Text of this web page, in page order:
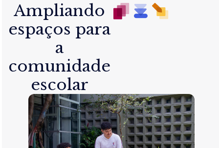
Ampliando
espaços para
a
comunidade
escolar